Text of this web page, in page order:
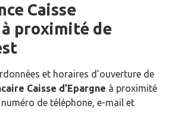
Caisse
à proximité de
et horaires d’ouverture de
Caisse d’Epargne à proximité
de téléphone, e-mail et